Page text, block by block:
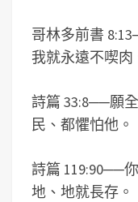
哥林多前書 8:13
我就永遠不喫肉
詩篇 33:8──願
民、都懼怕他。
詩篇 119:90──
地、地就長存。